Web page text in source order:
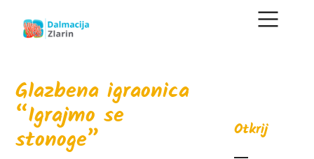
Glazbena igraonica
“Igrajmo se
stonoge” Otkrij